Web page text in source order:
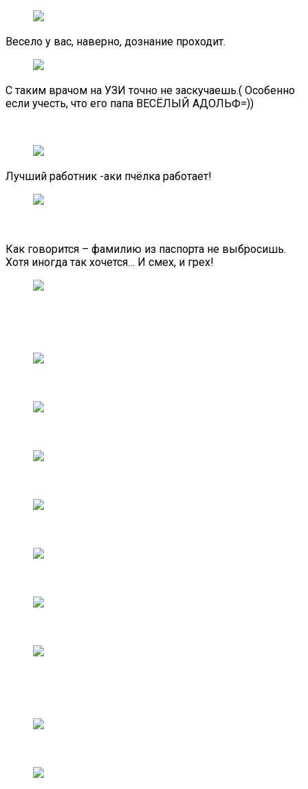
Весело у вас, наверно, дознание проходит.
С таким врачом на УЗИ точно не заскучаешь.( Особенно
если учесть, что его папа ВЕСЁЛЫЙ АДОЛЬФ=))
Лучший работник -аки пчёлка работает!
Как говорится – фамилию из паспорта не выбросишь.
Хотя иногда так хочется… И смех, и грех!